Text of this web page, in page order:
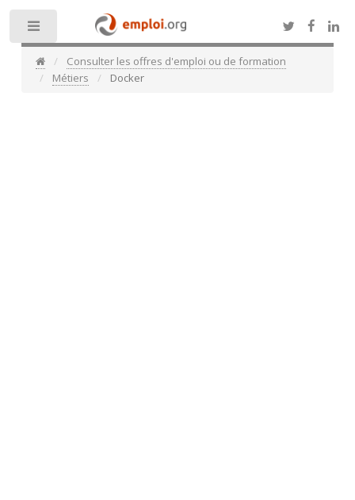
Consulter les offres d'emploi ou de formation
Métiers
Docker
Toggle